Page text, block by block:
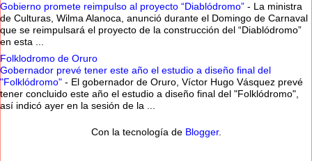
Gobierno promete reimpulso al proyecto “Diablódromo” - La ministra
de Culturas, Wilma Alanoca, anunció durante el Domingo de Carnaval
que se reimpulsará el proyecto de la construcción del “Diablódromo”
en esta ...
Folklodromo de Oruro
Gobernador prevé tener este año el estudio a diseño final del
"Folklódromo" - El gobernador de Oruro, Víctor Hugo Vásquez prevé
tener concluido este año el estudio a diseño final del "Folklódromo",
así indicó ayer en la sesión de la ...
Con la tecnología de Blogger.